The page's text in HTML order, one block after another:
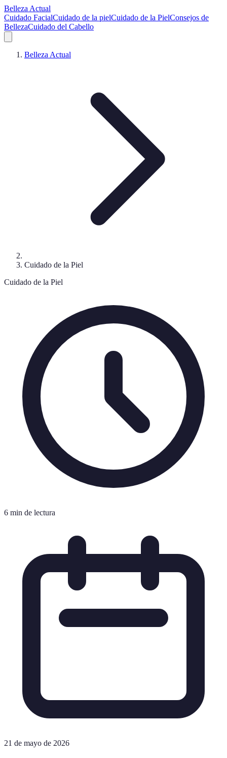
Belleza Actual
Cuidado FacialCuidado de la pielCuidado de la PielConsejos de
BellezaCuidado del Cabello
Belleza Actual
Cuidado de la Piel
Cuidado de la Piel
6 min de lectura
21 de mayo de 2026